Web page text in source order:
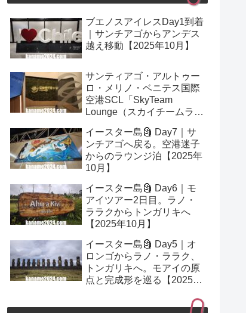
ブエノスアイレスDay1到着
｜サンチアゴからアンデス
越え移動【2025年10月】
サンティアゴ・アルトゥー
ロ・メリノ・ベニテス国際
空港SCL「SkyTeam
Lounge（スカイチームラウ
オリティパス可【2025年10
月】
イースター島🗿 Day7｜サ
ンチアゴへ戻る。空港迷子
からのラウンジ泊【2025年
10月】
イースター島🗿 Day6｜モ
アイツアー2日目。ラノ・
ララクからトンガリキへ
【2025年10月】
イースター島🗿 Day5｜オ
ロンゴからラノ・ララク、
トンガリキへ。モアイの原
点と完成形を巡る【2025年